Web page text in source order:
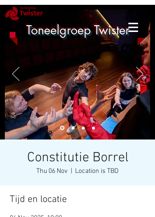
Toneelgroep Twister
Constitutie Borrel
Thu 06 Nov Location is TBD
Tijd en locatie